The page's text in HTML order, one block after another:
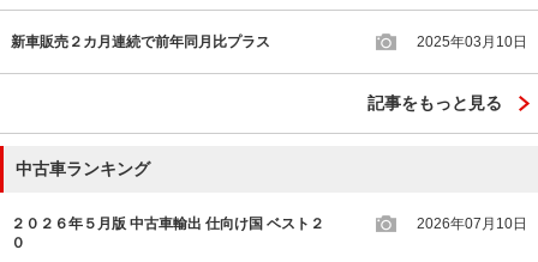
新車販売２カ月連続で前年同月比プラス 2025年03月10日
記事をもっと見る
中古車ランキング
２０２６年５月版 中古車輸出 仕向け国 ベスト２
０
2026年07月10日